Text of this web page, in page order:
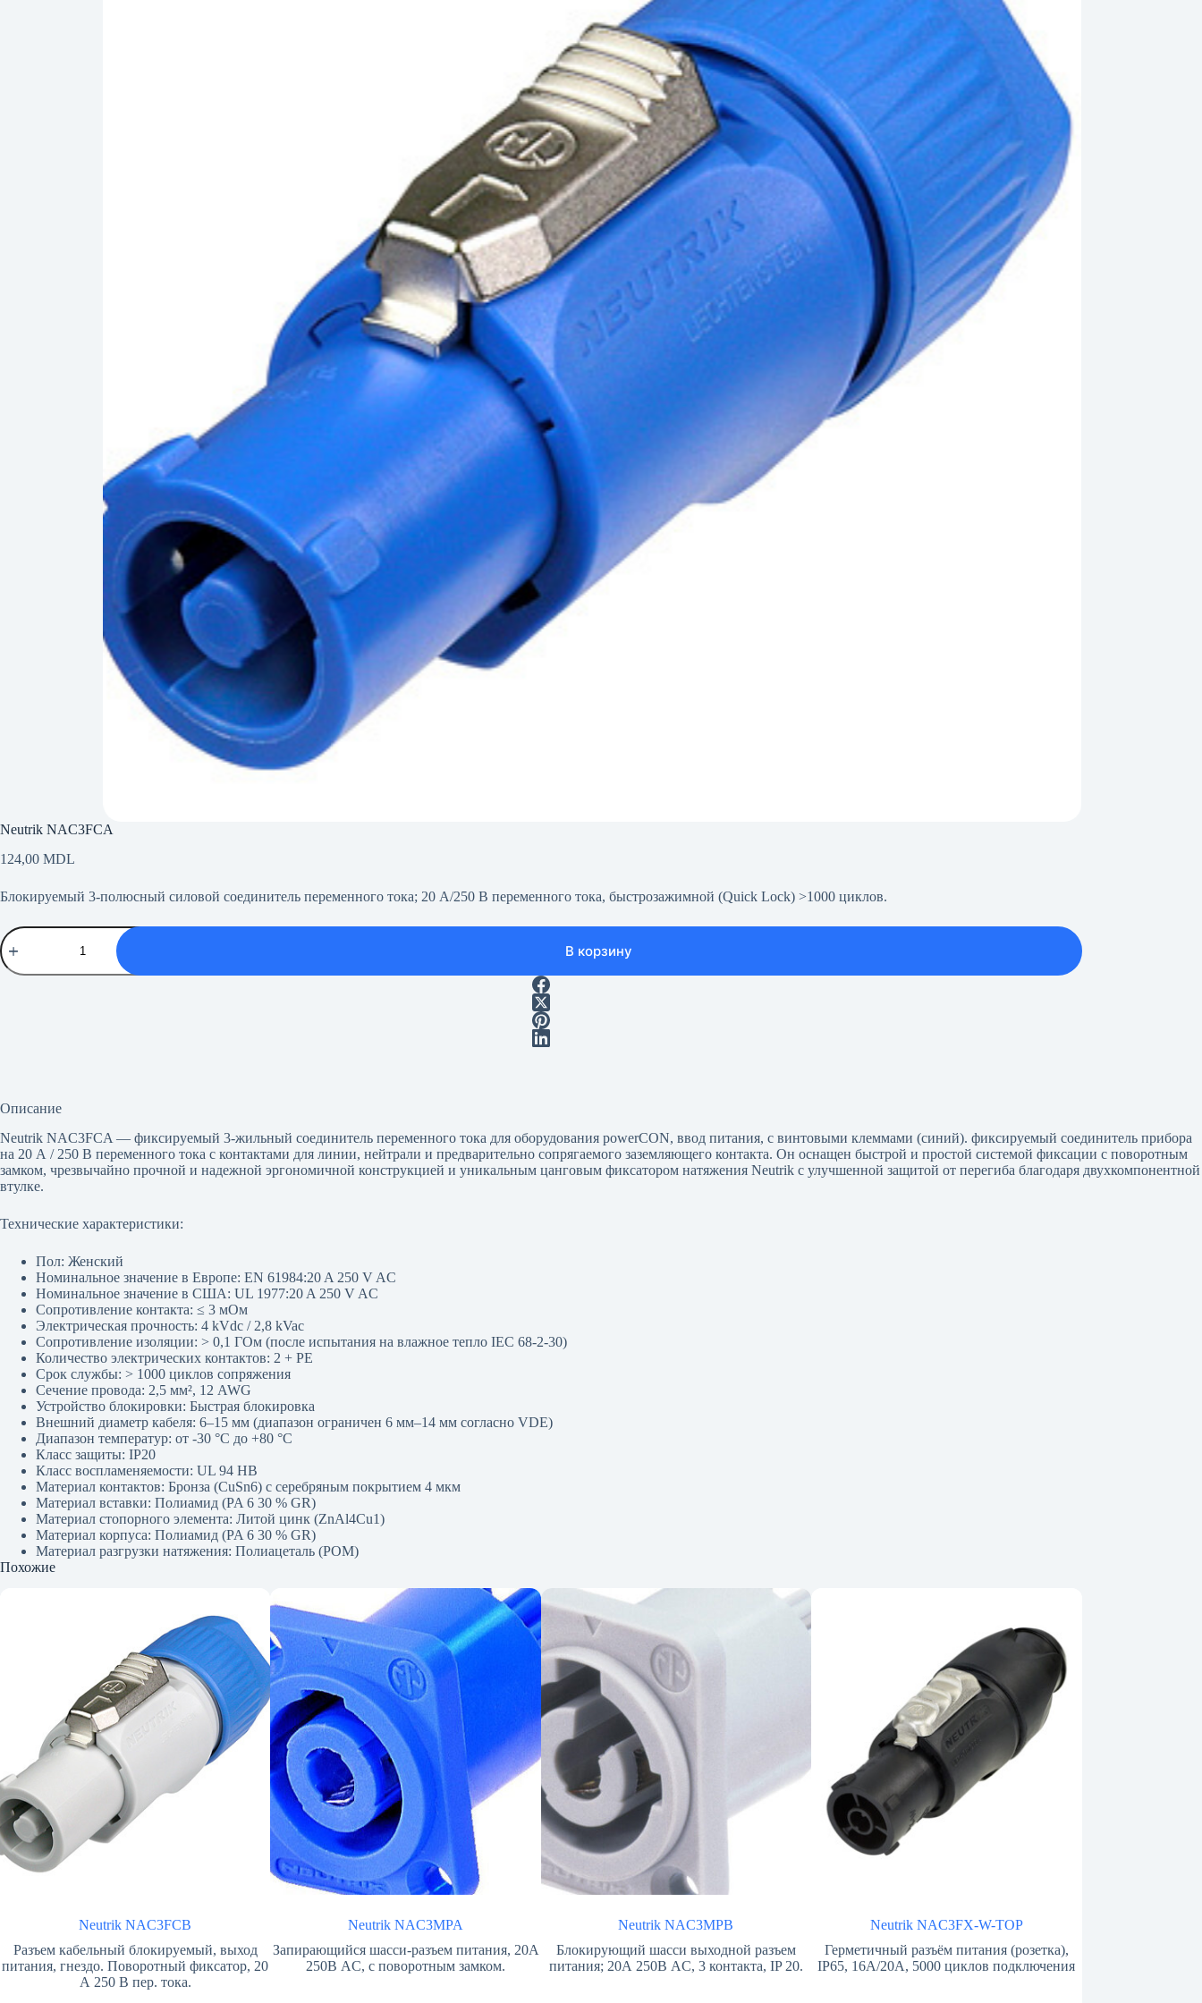
Neutrik NAC3FCA
124,00 MDL
Блокируемый 3-полюсный силовой соединитель переменного тока; 20 А/250 В переменного тока, быстрозажимной (Quick Lock) >1000 циклов.
Количество
товара
Neutrik
NAC3FCA
В корзину
Описание
Neutrik NAC3FCA — фиксируемый 3-жильный соединитель переменного тока для оборудования powerCON, ввод питания, с винтовыми клеммами (синий). фиксируемый соединитель прибора
на 20 А / 250 В переменного тока с контактами для линии, нейтрали и предварительно сопрягаемого заземляющего контакта. Он оснащен быстрой и простой системой фиксации с поворотным
замком, чрезвычайно прочной и надежной эргономичной конструкцией и уникальным цанговым фиксатором натяжения Neutrik с улучшенной защитой от перегиба благодаря двухкомпонентной
втулке.
Технические характеристики:
Пол: Женский
Номинальное значение в Европе: EN 61984:20 A 250 V AC
Номинальное значение в США: UL 1977:20 A 250 V AC
Сопротивление контакта: ≤ 3 мОм
Электрическая прочность: 4 kVdc / 2,8 kVac
Сопротивление изоляции: > 0,1 ГОм (после испытания на влажное тепло IEC 68-2-30)
Количество электрических контактов: 2 + PE
Срок службы: > 1000 циклов сопряжения
Сечение провода: 2,5 мм², 12 AWG
Устройство блокировки: Быстрая блокировка
Внешний диаметр кабеля: 6–15 мм (диапазон ограничен 6 мм–14 мм согласно VDE)
Диапазон температур: от -30 °C до +80 °C
Класс защиты: IP20
Класс воспламеняемости: UL 94 HB
Материал контактов: Бронза (CuSn6) с серебряным покрытием 4 мкм
Материал вставки: Полиамид (PA 6 30 % GR)
Материал стопорного элемента: Литой цинк (ZnAl4Cu1)
Материал корпуса: Полиамид (PA 6 30 % GR)
Материал разгрузки натяжения: Полиацеталь (POM)
Похожие
Neutrik NAC3FCB
Разъем кабельный блокируемый, выход
питания, гнездо. Поворотный фиксатор, 20
А 250 В пер. тока.
Neutrik NAC3MPA
Запирающийся шасси-разъем питания, 20А
250В AC, с поворотным замком.
Neutrik NAC3MPB
Блокирующий шасси выходной разъем
питания; 20А 250В AC, 3 контакта, IP 20.
Neutrik NAC3FX-W-TOP
Герметичный разъём питания (розетка),
IP65, 16A/20A, 5000 циклов подключения